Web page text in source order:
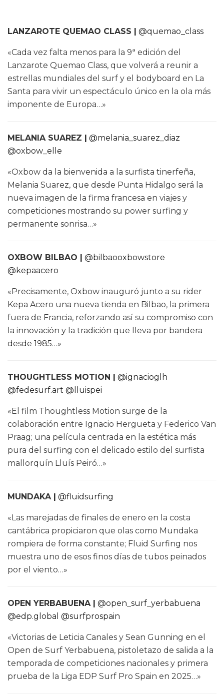
LANZAROTE QUEMAO CLASS | @quemao_class
«Cada vez falta menos para la 9ª edición del
Lanzarote Quemao Class, que volverá a reunir a
estrellas mundiales del surf y el bodyboard en La
Santa para vivir un espectáculo único en la ola más
imponente de Europa…»
MELANIA SUAREZ |
@melania_suarez_diaz
@oxbow_elle
«Oxbow da la bienvenida a la surfista tinerfeña,
Melania Suarez, que desde Punta Hidalgo será la
nueva imagen de la firma francesa en viajes y
competiciones mostrando su power surfing y
permanente sonrisa…»
OXBOW BILBAO |
@bilbaooxbowstore
@kepaacero
«Precisamente, Oxbow inauguró junto a su rider
Kepa Acero una nueva tienda en Bilbao, la primera
fuera de Francia, reforzando así su compromiso con
la innovación y la tradición que lleva por bandera
desde 1985…»
THOUGHTLESS MOTION |
@ignacioglh
@fedesurf.art @lluispei
«El film Thoughtless Motion surge de la
colaboración entre Ignacio Hergueta y Federico Van
Praag; una película centrada en la estética más
pura del surfing con el delicado estilo del surfista
mallorquín Lluís Peiró…»
MUNDAKA | @fluidsurfing
«Las marejadas de finales de enero en la costa
cantábrica propiciaron que olas como Mundaka
rompiera de forma constante; Fluid Surfing nos
muestra uno de esos finos días de tubos peinados
por el viento…»
OPEN YERBABUENA |
@open_surf_yerbabuena
@edp.global @surfprospain
«Victorias de Leticia Canales y Sean Gunning en el
Open de Surf Yerbabuena, pistoletazo de salida a la
temporada de competiciones nacionales y primera
prueba de la Liga EDP Surf Pro Spain en 2025…»